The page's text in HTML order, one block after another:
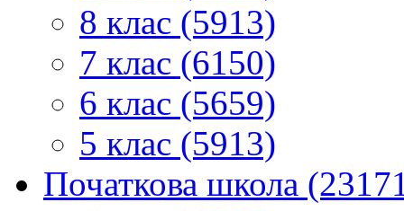
8 клас (5913)
7 клас (6150)
6 клас (5659)
5 клас (5913)
Початкова школа